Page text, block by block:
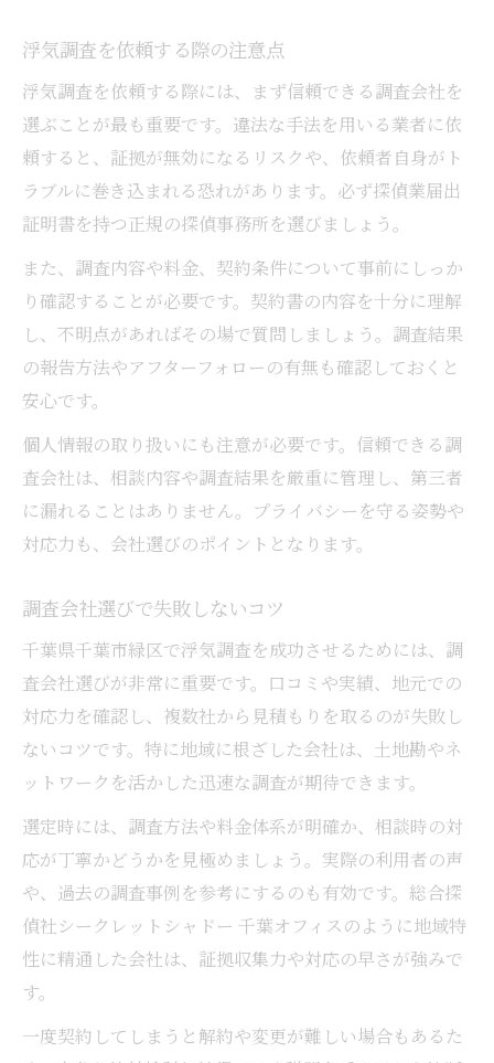
浮気調査を依頼する際の注意点
浮気調査を依頼する際には、まず信頼できる調査会社を
選ぶことが最も重要です。違法な手法を用いる業者に依
頼すると、証拠が無効になるリスクや、依頼者自身がト
ラブルに巻き込まれる恐れがあります。必ず探偵業届出
証明書を持つ正規の探偵事務所を選びましょう。
また、調査内容や料金、契約条件について事前にしっか
り確認することが必要です。契約書の内容を十分に理解
し、不明点があればその場で質問しましょう。調査結果
の報告方法やアフターフォローの有無も確認しておくと
安心です。
個人情報の取り扱いにも注意が必要です。信頼できる調
査会社は、相談内容や調査結果を厳重に管理し、第三者
に漏れることはありません。プライバシーを守る姿勢や
対応力も、会社選びのポイントとなります。
調査会社選びで失敗しないコツ
千葉県千葉市緑区で浮気調査を成功させるためには、調
査会社選びが非常に重要です。口コミや実績、地元での
対応力を確認し、複数社から見積もりを取るのが失敗し
ないコツです。特に地域に根ざした会社は、土地勘やネ
ットワークを活かした迅速な調査が期待できます。
選定時には、調査方法や料金体系が明確か、相談時の対
応が丁寧かどうかを見極めましょう。実際の利用者の声
や、過去の調査事例を参考にするのも有効です。総合探
偵社シークレットシャドー 千葉オフィスのように地域特
性に精通した会社は、証拠収集力や対応の早さが強みで
す。
一度契約してしまうと解約や変更が難しい場合もあるた